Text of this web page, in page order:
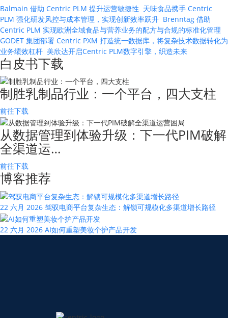
Balmain 借助 Centric PLM 提升运营敏捷性 天味食品携手 Centric
PLM 强化研发风控与成本管理，实现创新效率跃升 Brenntag 借助
Centric PLM 实现欧洲全域食品与营养业务的配方与合规的标准化管理
GODET 集团部署 Centric PXM 打造统一数据库，将复杂技术数据转化为
业务绩效杠杆 美欣达开启Centric PLM数字引擎，织造未来
白皮书下载
制胜乳制品行业：一个平台，四大支柱
前往下载
从数据管理到体验升级：下一代PIM破解
全渠道运…
前往下载
博客推荐
22 六月 2026 驾驭电商平台复杂生态：解锁可规模化多渠道增长路径
22 六月 2026 AI如何重塑美妆个护产品开发